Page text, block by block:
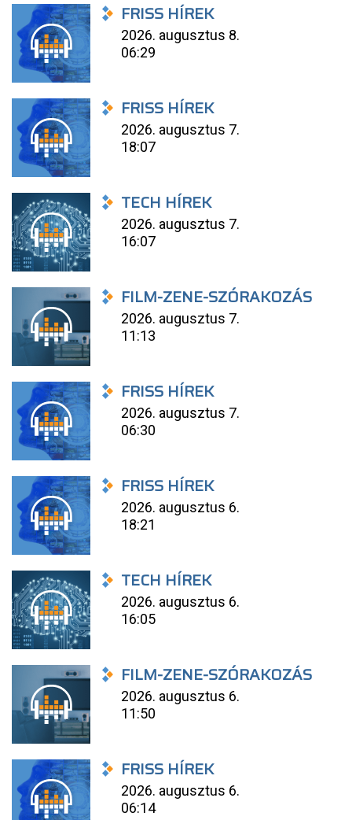
FRISS HÍREK
2026. augusztus 8.
06:29
FRISS HÍREK
2026. augusztus 7.
18:07
TECH HÍREK
2026. augusztus 7.
16:07
FILM-ZENE-SZÓRAKOZÁS
2026. augusztus 7.
11:13
FRISS HÍREK
2026. augusztus 7.
06:30
FRISS HÍREK
2026. augusztus 6.
18:21
TECH HÍREK
2026. augusztus 6.
16:05
FILM-ZENE-SZÓRAKOZÁS
2026. augusztus 6.
11:50
FRISS HÍREK
2026. augusztus 6.
06:14